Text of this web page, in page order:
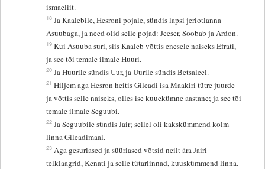
ismaeliit.
18 Ja Kaalebile, Hesroni pojale, sündis lapsi jeriotlanna
Asuubaga, ja need olid selle pojad: Jeeser, Soobab ja Ardon.
19 Kui Asuuba suri, siis Kaaleb võttis enesele naiseks Efrati,
ja see tõi temale ilmale Huuri.
20 Ja Huurile sündis Uur, ja Uurile sündis Betsaleel.
21 Hiljem aga Hesron heitis Gileadi isa Maakiri tütre juurde
ja võttis selle naiseks, olles ise kuuekümne aastane; ja see tõi
temale ilmale Seguubi.
22 Ja Seguubile sündis Jair; sellel oli kakskümmend kolm
linna Gileadimaal.
23 Aga gesurlased ja süürlased võtsid neilt ära Jairi
telklaagrid, Kenati ja selle tütarlinnad, kuuskümmend linna.